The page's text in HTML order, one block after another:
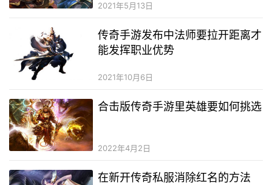
2021年5月13日
传奇手游发布中法师要拉开距离才
能发挥职业优势
2021年10月6日
合击版传奇手游里英雄要如何挑选
2022年4月2日
在新开传奇私服消除红名的方法